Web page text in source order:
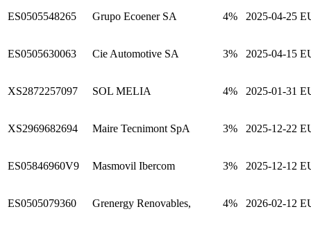
ES0505548265 Grupo Ecoener SA 4% 2025-04-25
ES0505630063 Cie Automotive SA 3% 2025-04-15
XS2872257097 SOL MELIA 4% 2025-01-31
XS2969682694 Maire Tecnimont SpA 3% 2025-12-22
ES05846960V9 Masmovil Ibercom 3% 2025-12-12
ES0505079360 Grenergy Renovables, 4% 2026-02-12